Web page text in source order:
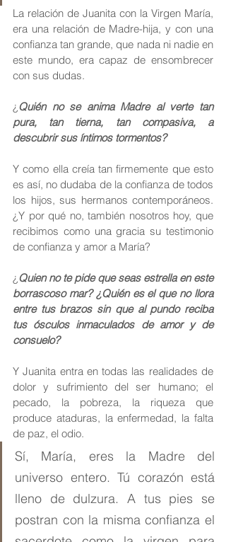
La relación de Juanita con la Virgen María,
era una relación de Madre-hija, y con una
confianza tan grande, que nada ni nadie en
este mundo, era capaz de ensombrecer
con sus dudas.
¿Quién no se anima Madre al verte tan
pura, tan tierna, tan compasiva, a
descubrir sus íntimos tormentos?
Y como ella creía tan firmemente que esto
es así, no dudaba de la confianza de todos
los hijos, sus hermanos contemporáneos.
¿Y por qué no, también nosotros hoy, que
recibimos como una gracia su testimonio
de confianza y amor a María?
¿Quien no te pide que seas estrella en este
borrascoso mar? ¿Quién es el que no llora
entre tus brazos sin que al pundo reciba
tus ósculos inmaculados de amor y de
consuelo?
Y Juanita entra en todas las realidades de
dolor y sufrimiento del ser humano; el
pecado, la pobreza, la riqueza que
produce ataduras, la enfermedad, la falta
de paz, el odio.
Sí, María, eres la Madre del
universo entero. Tú corazón está
lleno de dulzura. A tus pies se
postran con la misma confianza el